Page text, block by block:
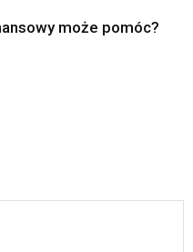
może pomóc?